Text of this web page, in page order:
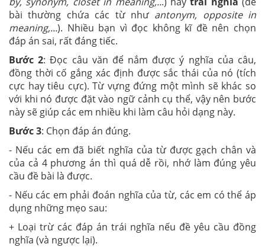
bài thường chứa các từ như antonym, opposite in
meaning,...). Nhiều bạn vì đọc không kĩ đề nên chọn
đáp án sai, rất đáng tiếc.
Bước 2: Đọc câu văn để nắm được ý nghĩa của câu,
đồng thời cố gắng xác định được sắc thái của nó (tích
cực hay tiêu cực). Từ vựng đứng một mình sẽ khác so
với khi nó được đặt vào ngữ cảnh cụ thể, vậy nên bước
này sẽ giúp các em nhiều khi làm câu hỏi dạng này.
Bước 3: Chọn đáp án đúng.
- Nếu các em đã biết nghĩa của từ được gạch chân và
của cả 4 phương án thì quá dễ rồi, nhớ làm đúng yêu
cầu đề bài là được.
- Nếu các em phải đoán nghĩa của từ, các em có thể áp
dụng những mẹo sau:
+ Loại trừ các đáp án trái nghĩa nếu đề yêu cầu đồng
nghĩa (và ngược lại).